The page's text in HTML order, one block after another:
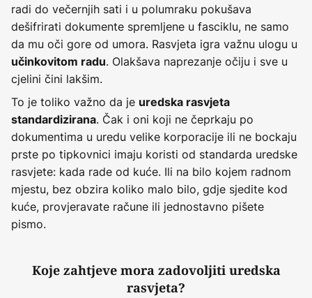
radi do večernjih sati i u polumraku pokušava
dešifrirati dokumente spremljene u fasciklu, ne samo
da mu oči gore od umora. Rasvjeta igra važnu ulogu u
učinkovitom radu. Olakšava naprezanje očiju i sve u
cjelini čini lakšim.
To je toliko važno da je uredska rasvjeta
standardizirana. Čak i oni koji ne čeprkaju po
dokumentima u uredu velike korporacije ili ne bockaju
prste po tipkovnici imaju koristi od standarda uredske
rasvjete: kada rade od kuće. Ili na bilo kojem radnom
mjestu, bez obzira koliko malo bilo, gdje sjedite kod
kuće, provjeravate račune ili jednostavno pišete
pismo.
Koje zahtjeve mora zadovoljiti uredska
rasvjeta?